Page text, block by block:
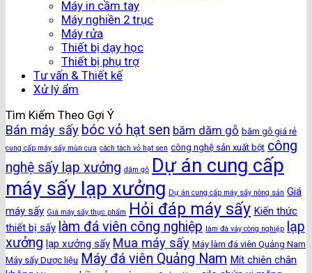
Máy in cầm tay
Máy nghiền 2 trục
Máy rửa
Thiết bị dạy học
Thiết bị phụ trợ
Tư vấn & Thiết kế
Xử lý ẩm
Tìm Kiếm Theo Gợi Ý
Bán máy sấy bóc vỏ hạt sen băm dăm gỗ băm gỗ giá rẻ
cung cấp máy sấy mùn cưa cách tách vỏ hạt sen công nghệ sản xuất bột công
nghệ sấy lạp xưởng dăm gỗ Dự án cung cấp
máy sấy lạp xưởng Dự án cung cấp máy sấy nông sản Giá
máy sấy Giá máy sấy thực phẩm Hỏi đáp máy sấy Kiến thức
thiết bị sấy làm đá viên công nghiệp làm đá vảy công nghiệp
lạp
xưởng lạp xưởng sấy Mua máy sấy Máy làm đá viên Quảng Nam
Máy sấy Dược liệu Máy đá viên Quảng Nam Mít chiên chân